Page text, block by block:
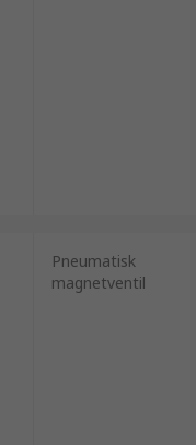
Pneumatisk
magnetventil